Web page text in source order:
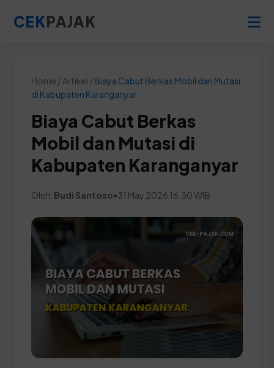
CEKPAJAK
Home / Artikel /Biaya Cabut Berkas Mobil dan Mutasi
di Kabupaten Karanganyar
Biaya Cabut Berkas
Mobil dan Mutasi di
Kabupaten Karanganyar
Oleh: Budi Santoso•31 May 2026 16:30 WIB